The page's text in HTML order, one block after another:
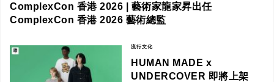
ComplexCon 香港 2026 | 藝術家龍家昇出任
ComplexCon 香港 2026 藝術總監
流行文化
HUMAN MADE x
UNDERCOVER 即將上架